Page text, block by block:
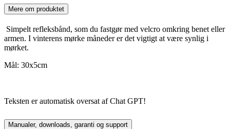
Mere om produktet
Simpelt refleksbånd, som du fastgør med velcro omkring benet eller
armen. I vinterens mørke måneder er det vigtigt at være synlig i
mørket.
Mål: 30x5cm
Teksten er automatisk oversat af Chat GPT!
Manualer, downloads, garanti og support